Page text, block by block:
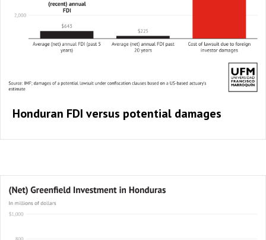
Honduran FDI versus potential damages